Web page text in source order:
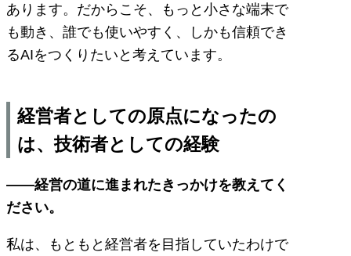
あります。だからこそ、もっと小さな端末で
も動き、誰でも使いやすく、しかも信頼でき
るAIをつくりたいと考えています。
経営者としての原点になったの
は、技術者としての経験
――経営の道に進まれたきっかけを教えてく
ださい。
私は、もともと経営者を目指していたわけで